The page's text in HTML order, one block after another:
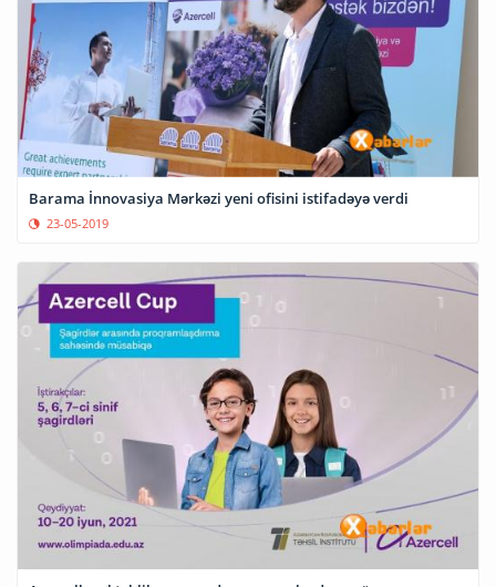
Barama İnnovasiya Mərkəzi yeni ofisini istifadəyə verdi
23-05-2019